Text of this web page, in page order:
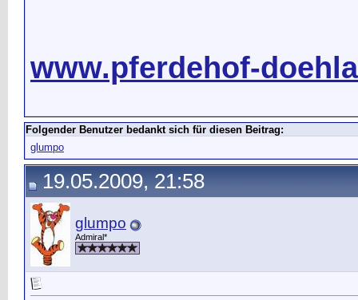
www.pferdehof-
Folgender Benutzer bedankt sich für diesen Beitrag:
glumpo
19.05.2009, 21:58
glumpo
Admiral*